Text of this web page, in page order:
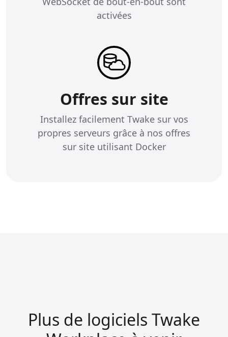
activées
Offres sur site
Installez facilement Twake sur vos
propres serveurs grâce à nos offres
sur site utilisant Docker
Plus de logiciels Twake